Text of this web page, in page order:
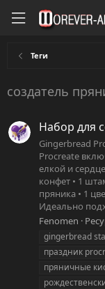
Теги
создатель
Набор для
Gingerbread
Procreate
елкой и
конфет • 1
пряника • 1
Идеально
Fenomen
gingerbread
праздник
пряничные